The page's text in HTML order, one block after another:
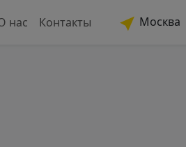
нас Контакты Москва